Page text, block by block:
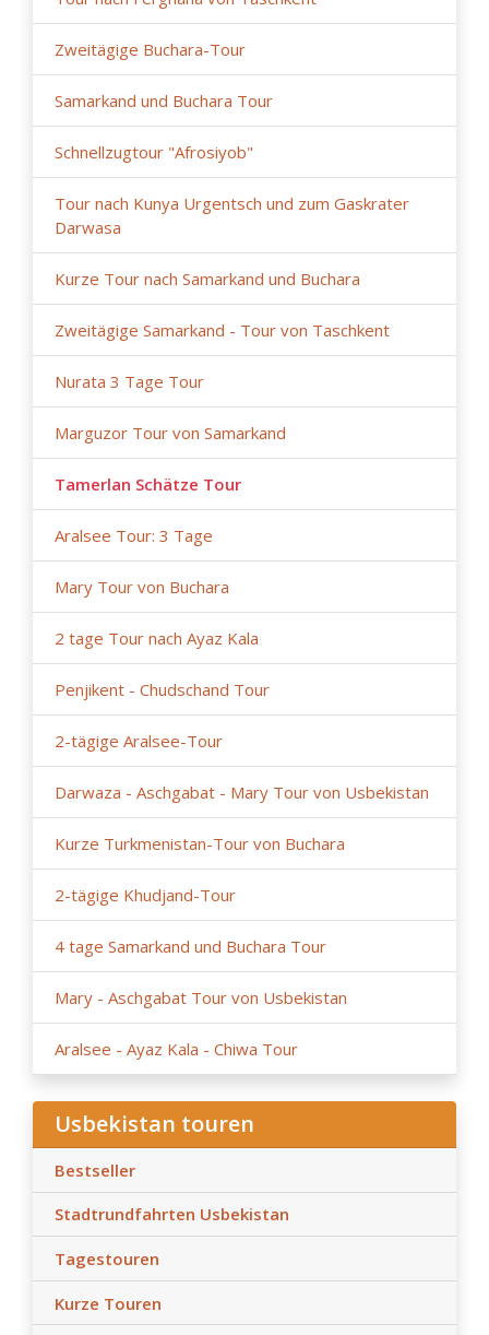
(Wetterbedingungen während der Reise, Reparatur-
und Sanierungsarbeiten an bestimmten
Straßenabschnitten, behördliche Beschränkungen).
Zweitägige Buchara-Tour
Samarkand und Buchara Tour
Schnellzugtour "Afrosiyob"
Tour nach Kunya Urgentsch und zum Gaskrater
Darwasa
Kurze Tour nach Samarkand und Buchara
Zweitägige Samarkand - Tour von Taschkent
Nurata 3 Tage Tour
Marguzor Tour von Samarkand
Tamerlan Schätze Tour
Aralsee Tour: 3 Tage
Mary Tour von Buchara
2 tage Tour nach Ayaz Kala
Penjikent - Chudschand Tour
2-tägige Aralsee-Tour
Darwaza - Aschgabat - Mary Tour von Usbekistan
Kurze Turkmenistan-Tour von Buchara
2-tägige Khudjand-Tour
4 tage Samarkand und Buchara Tour
Mary - Aschgabat Tour von Usbekistan
Aralsee - Ayaz Kala - Chiwa Tour
Usbekistan touren
Bestseller
Stadtrundfahrten Usbekistan
Tagestouren
Kurze Touren